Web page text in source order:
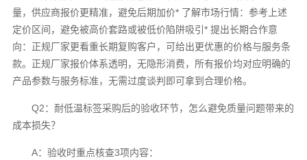
量，供应商报价更精准，避免后期加价* 了解市场行情：参考上述
定价区间，避免被高价套路或被低价陷阱吸引* 提出长期合作意
向：正规厂家更看重长期复购客户，可给出更优惠的价格与服务条
款。正规厂家报价体系透明，无隐形消费，所有报价均对应明确的
产品参数与服务标准，无需过度谈判即可拿到合理价格。
Q2：耐低温标签采购后的验收环节，怎么避免质量问题带来的
成本损失？
A：验收时重点核查3项内容：